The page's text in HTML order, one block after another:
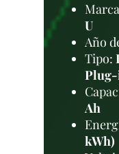
U
Año
Tipo:
Ah
kWh)